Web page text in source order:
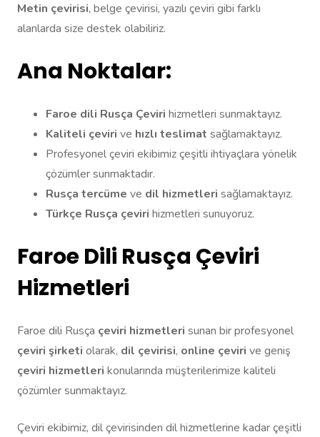
Metin çevirisi, belge çevirisi, yazılı çeviri gibi farklı
alanlarda size destek olabiliriz.
Ana Noktalar:
Faroe dili Rusça Çeviri hizmetleri sunmaktayız.
Kaliteli çeviri ve hızlı teslimat sağlamaktayız.
Profesyonel çeviri ekibimiz çeşitli ihtiyaçlara yönelik
çözümler sunmaktadır.
Rusça tercüme ve dil hizmetleri sağlamaktayız.
Türkçe Rusça çeviri hizmetleri sunuyoruz.
Faroe Dili Rusça Çeviri
Hizmetleri
Faroe dili Rusça çeviri hizmetleri sunan bir profesyonel
çeviri şirketi olarak, dil çevirisi, online çeviri ve geniş
çeviri hizmetleri konularında müşterilerimize kaliteli
çözümler sunmaktayız.
Çeviri ekibimiz, dil çevirisinden dil hizmetlerine kadar çeşitli